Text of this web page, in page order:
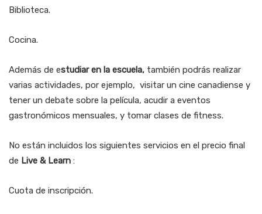
Biblioteca.
Cocina.
Además de estudiar en la escuela, también podrás realizar
varias actividades, por ejemplo, visitar un cine canadiense y
tener un debate sobre la película, acudir a eventos
gastronómicos mensuales, y tomar clases de fitness.
No están incluidos los siguientes servicios en el precio final
de Live & Learn :
Cuota de inscripción.